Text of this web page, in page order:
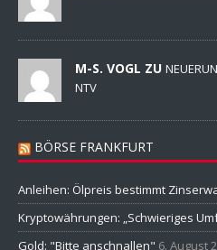
M-S. VOGL ZU
NTV
BÖRSE FRANKFURT
Anleihen: Ölpreis bestimmt
Kryptowährungen: „Schwieriges
Gold: "Bitte anschnallen" 6. August